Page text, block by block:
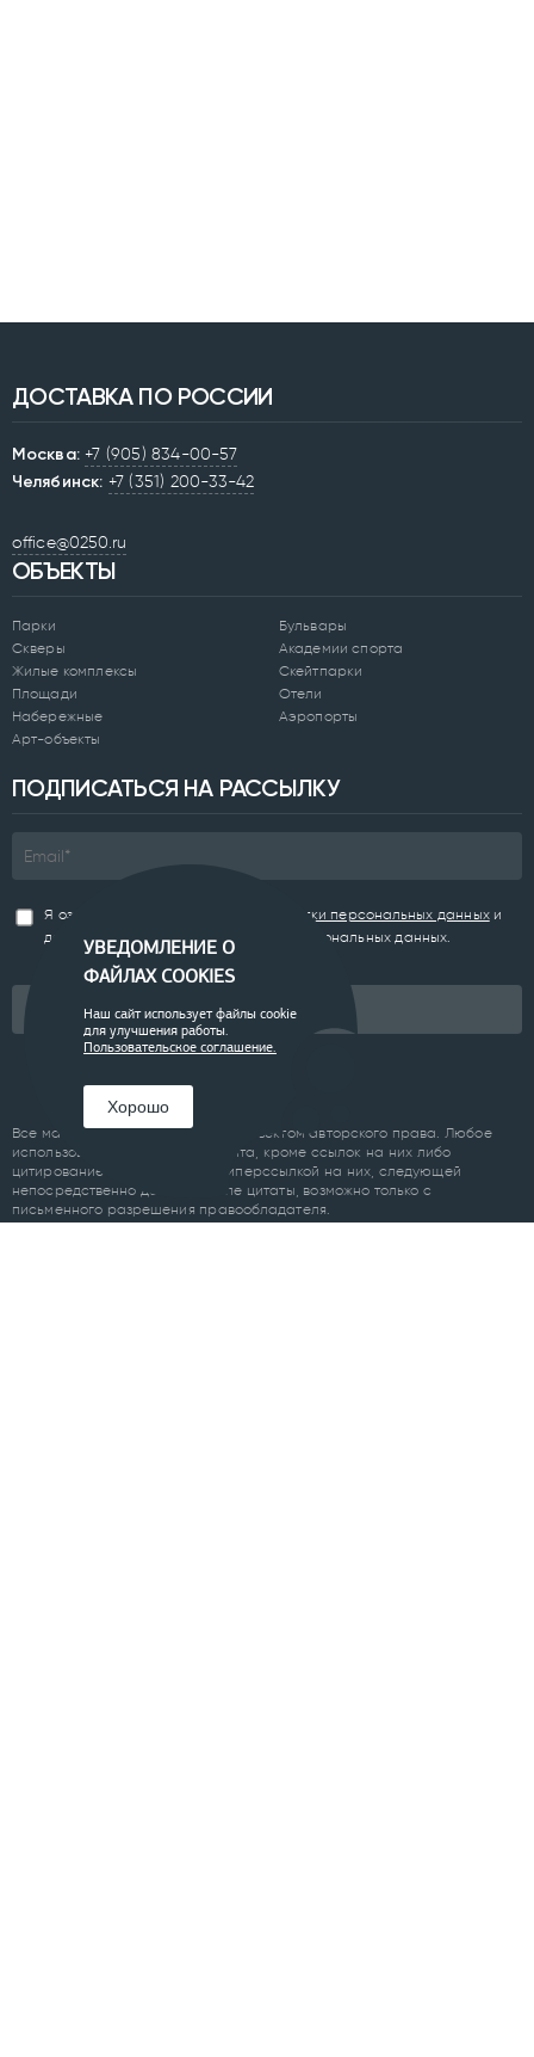
ДОСТАВКА ПО РОССИИ
Москва: +7 (905) 834-00-57
Челябинск: +7 (351) 200-33-42
office@0250.ru
ОБЪЕКТЫ
Парки
Скверы
Жилые комплексы
Площади
Набережные
Арт-объекты
Бульвары
Академии спорта
Скейтпарки
Отели
Аэропорты
ПОДПИСАТЬСЯ НА РАССЫЛКУ
Я ознакомлен(а) с Политикой обработки персональных данныхи
даю согласие на обработку моих персональных данных.
Подписаться
Все материалы сайта являются объектом авторского права. Любое
использование материалов сайта, кроме ссылок на них либо
цитирование с обязательной гиперссылкой на них, следующей
непосредственно до либо после цитаты, возможно только с
письменного разрешения правообладателя.
УВЕДОМЛЕНИЕ О
ФАЙЛАХ COOKIES
Наш сайт использует файлы cookie
для улучшения работы.
Пользовательское соглашение.
Хорошо